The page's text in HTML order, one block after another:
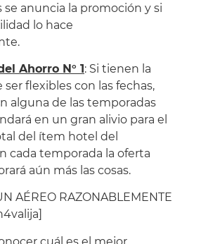
se anuncia la promoción y si
lo hace
Ahorro N° 1: Si tienen la
flexibles con las fechas,
alguna de las temporadas
en un gran alivio para el
del ítem hotel del
cada temporada la oferta
aún más las cosas.
AÉREO RAZONABLEMENTE